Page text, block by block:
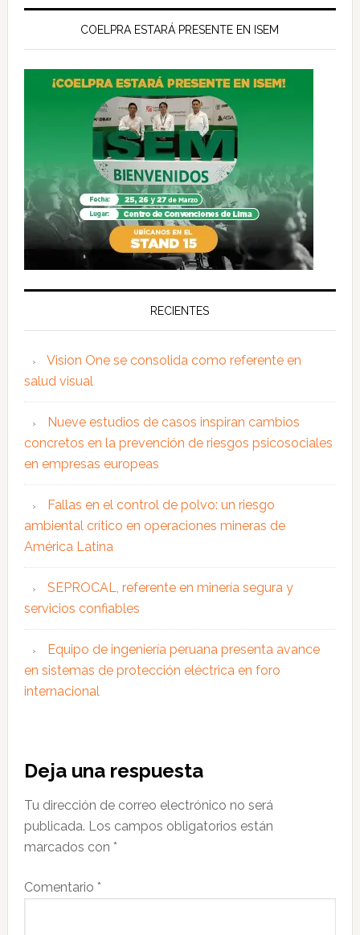
COELPRA ESTARÁ PRESENTE EN ISEM
RECIENTES
Vision One se consolida como referente en
salud visual
Nueve estudios de casos inspiran cambios
concretos en la prevención de riesgos psicosociales
en empresas europeas
Fallas en el control de polvo: un riesgo
ambiental crítico en operaciones mineras de
América Latina
SEPROCAL, referente en minería segura y
servicios confiables
Equipo de ingeniería peruana presenta avance
en sistemas de protección eléctrica en foro
internacional
Interacciones
con
los
lectores
Deja una respuesta
Tu dirección de correo electrónico no será
publicada. Los campos obligatorios están
marcados con *
Comentario *